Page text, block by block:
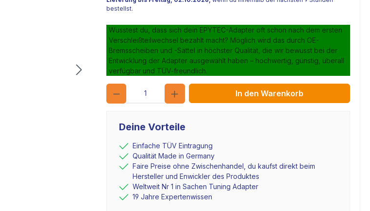
bestellst.
Wusstest du, dass sich dein EPYTEC-Adapter oft schon nach dem ersten
Verschleißteilwechsel bezahlt macht? Möglich wird das durch OE-
Bremsscheiben und -Sättel in höchster Qualität, die wir bewusst bei der
Entwicklung der Adapter ausgewählt haben – hochwertig, günstig, überall
verfügbar und TÜV-freundlich.
Anzahl
In den Warenkorb
Deine Vorteile
Einfache TÜV Eintragung
Qualität Made in Germany
Faire Preise ohne Zwischenhandel, du kaufst direkt beim
Hersteller und Enwickler des Produktes
Weltweit Nr 1 in Sachen Tuning Adapter
19 Jahre Expertenwissen